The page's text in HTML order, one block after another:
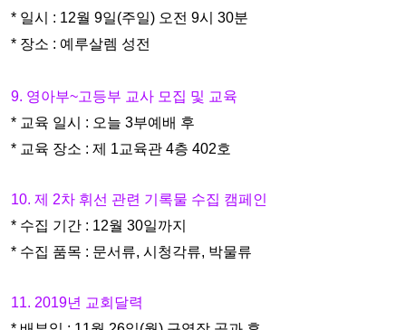
* 일시 : 12월 9일(주일) 오전 9시 30분
* 장소 : 예루살렘 성전
9. 영아부~고등부 교사 모집 및 교육
* 교육 일시 : 오늘 3부예배 후
* 교육 장소 : 제 1교육관 4층 402호
10. 제 2차 휘선 관련 기록물 수집 캠페인
* 수집 기간 : 12월 30일까지
* 수집 품목 : 문서류, 시청각류, 박물류
11. 2019년 교회달력